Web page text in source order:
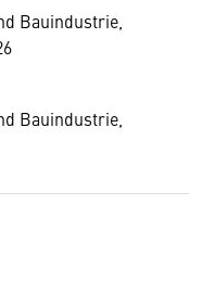
Bauindustrie,
Bauindustrie,